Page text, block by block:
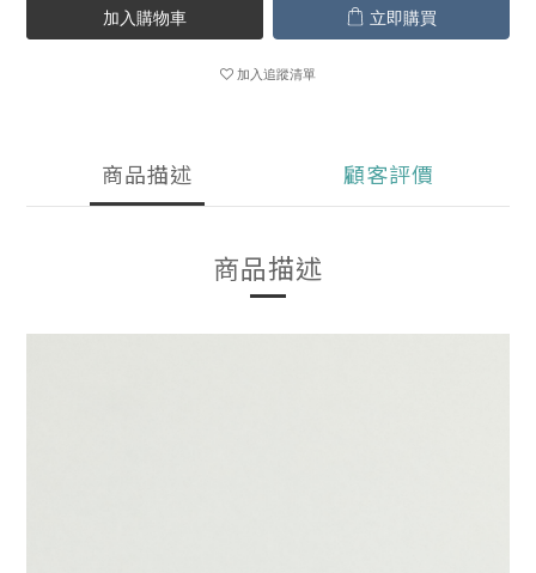
加入購物車 立即購買
加入追蹤清單
商品描述 顧客評價
商品描述